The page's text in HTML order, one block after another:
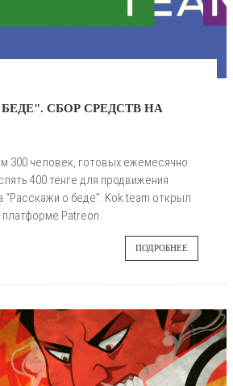
СБОР СРЕДСТВ НА
300 человек, готовых ежемесячно
400 тенге для продвижения
“Расскажи о беде”. Kok.team открыл
платформе Patreon.
ПОДРОБНЕЕ